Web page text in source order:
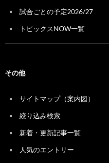
試合ごとの予定2026/27
トピックスNOW一覧
その他
サイトマップ（案内図）
絞り込み検索
新着・更新記事一覧
人気のエントリー